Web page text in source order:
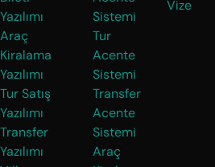
Yazılımı
Araç
Kiralama
Yazılımı
Tur Satış
Yazılımı
Transfer
Yazılımı
Sistemi
Tur
Acente
Sistemi
Transfer
Acente
Sistemi
Araç
Vize